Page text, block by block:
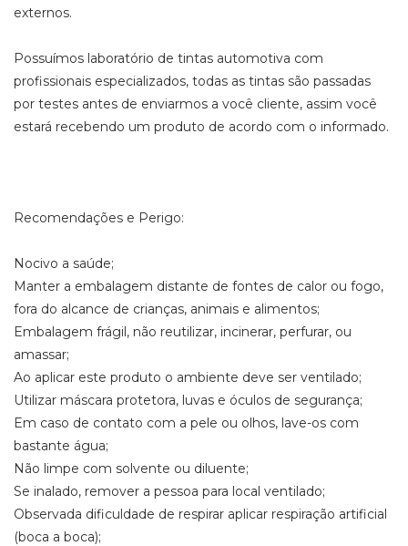
externos.
Possuímos laboratório de tintas automotiva com
profissionais especializados, todas as tintas são passadas
por testes antes de enviarmos a você cliente, assim você
estará recebendo um produto de acordo com o informado.
Recomendações e Perigo:
Nocivo a saúde;
Manter a embalagem distante de fontes de calor ou fogo,
fora do alcance de crianças, animais e alimentos;
Embalagem frágil, não reutilizar, incinerar, perfurar, ou
amassar;
Ao aplicar este produto o ambiente deve ser ventilado;
Utilizar máscara protetora, luvas e óculos de segurança;
Em caso de contato com a pele ou olhos, lave-os com
bastante água;
Não limpe com solvente ou diluente;
Se inalado, remover a pessoa para local ventilado;
Observada dificuldade de respirar aplicar respiração artificial
(boca a boca);